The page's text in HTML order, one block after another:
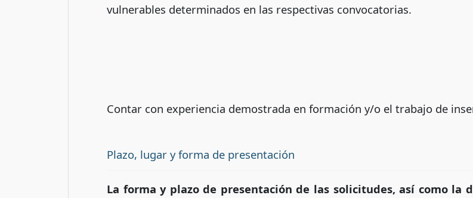
vulnerables determinados en las respectivas convocatorias.
Contar con experiencia demostrada en formación y/o el trabajo de
Plazo, lugar y forma de presentación
La forma y plazo de presentación de las solicitudes, así como la